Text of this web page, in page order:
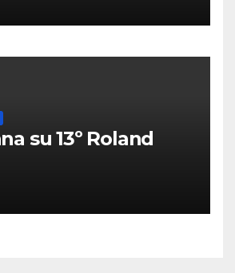
su 13º Roland